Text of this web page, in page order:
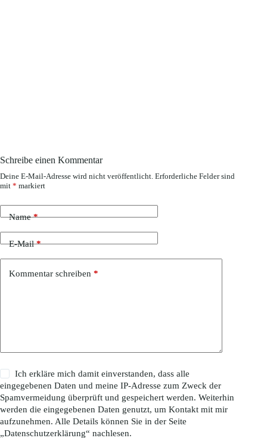
Schreibe einen Kommentar
Deine E-Mail-Adresse wird nicht veröffentlicht. Erforderliche Felder sind
mit * markiert
Name*
E-Mail*
Kommentar schreiben *
Ich erkläre mich damit einverstanden, dass alle
eingegebenen Daten und meine IP-Adresse zum Zweck der
Spamvermeidung überprüft und gespeichert werden. Weiterhin
werden die eingegebenen Daten genutzt, um Kontakt mit mir
aufzunehmen. Alle Details können Sie in der Seite
„Datenschutzerklärung“ nachlesen.